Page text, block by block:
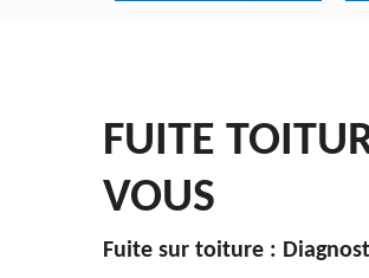
FUITE
VOUS
Fuite sur toiture :